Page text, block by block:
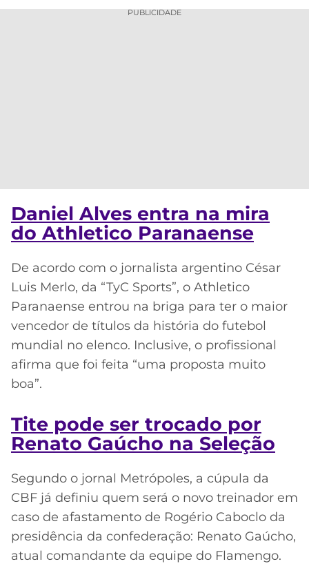
MELHORES
2026
GRÊMIO
ATLÉTICO
MG
CRUZEIRO
LEAGUE
PUBLICIDADE
Daniel Alves entra na mira
do Athletico Paranaense
De acordo com o jornalista argentino César
Luis Merlo, da “TyC Sports”, o Athletico
Paranaense entrou na briga para ter o maior
vencedor de títulos da história do futebol
mundial no elenco. Inclusive, o profissional
afirma que foi feita “uma proposta muito
boa”.
Tite pode ser trocado por
Renato Gaúcho na Seleção
Segundo o jornal Metrópoles, a cúpula da
CBF já definiu quem será o novo treinador em
caso de afastamento de Rogério Caboclo da
presidência da confederação: Renato Gaúcho,
atual comandante da equipe do Flamengo.